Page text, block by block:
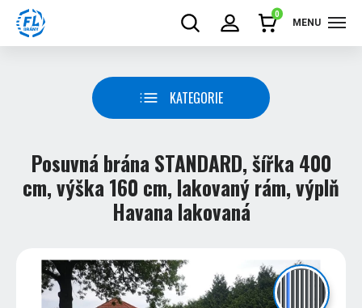
0
MENU
KATEGORIE
Posuvná brána STANDARD, šířka 400
cm, výška 160 cm, lakovaný rám, výplň
Havana lakovaná